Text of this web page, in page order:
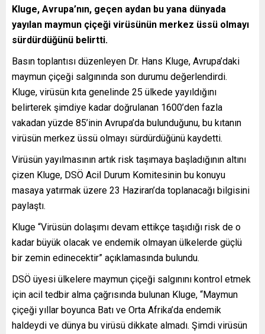
Kluge, Avrupa’nın, geçen aydan bu yana dünyada
yayılan maymun çiçeği virüsünün merkez üssü olmayı
sürdürdüğünü belirtti.
Basın toplantısı düzenleyen Dr. Hans Kluge, Avrupa’daki
maymun çiçeği salgınında son durumu değerlendirdi.
Kluge, virüsün kıta genelinde 25 ülkede yayıldığını
belirterek şimdiye kadar doğrulanan 1600’den fazla
vakadan yüzde 85’inin Avrupa’da bulunduğunu, bu kıtanın
virüsün merkez üssü olmayı sürdürdüğünü kaydetti.
Virüsün yayılmasının artık risk taşımaya başladığının altını
çizen Kluge, DSÖ Acil Durum Komitesinin bu konuyu
masaya yatırmak üzere 23 Haziran’da toplanacağı bilgisini
paylaştı.
Kluge “Virüsün dolaşımı devam ettikçe taşıdığı risk de o
kadar büyük olacak ve endemik olmayan ülkelerde güçlü
bir zemin edinecektir” açıklamasında bulundu.
DSÖ üyesi ülkelere maymun çiçeği salgınını kontrol etmek
için acil tedbir alma çağrısında bulunan Kluge, “Maymun
çiçeği yıllar boyunca Batı ve Orta Afrika’da endemik
haldeydi ve dünya bu virüsü dikkate almadı. Şimdi virüsün